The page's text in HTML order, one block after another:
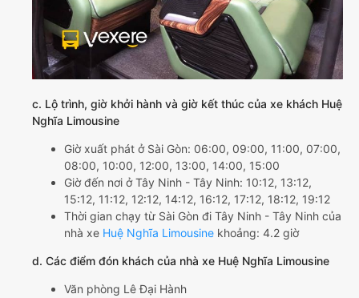
c. Lộ trình, giờ khởi hành và giờ kết thúc của xe khách Huệ
Nghĩa Limousine
Giờ xuất phát ở Sài Gòn: 06:00, 09:00, 11:00, 07:00,
08:00, 10:00, 12:00, 13:00, 14:00, 15:00
Giờ đến nơi ở Tây Ninh - Tây Ninh: 10:12, 13:12,
15:12, 11:12, 12:12, 14:12, 16:12, 17:12, 18:12, 19:12
Thời gian chạy từ Sài Gòn đi Tây Ninh - Tây Ninh của
nhà xe Huệ Nghĩa Limousine khoảng: 4.2 giờ
d. Các điểm đón khách của nhà xe Huệ Nghĩa Limousine
Văn phòng Lê Đại Hành